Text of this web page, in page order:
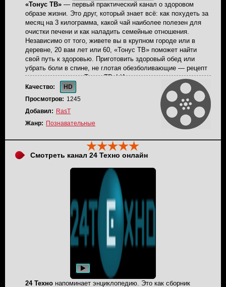
«Тонус ТВ» — первый практический канал о здоровом
образе жизни. Это друг, который знает всё: как похудеть за
месяц на 3 килограмма, какой чай наиболее полезен для
очистки печени и как наладить семейные отношения.
Независимо от того, живете вы в крупном городе или в
деревне, 20 вам лет или 60, «Тонус ТВ» поможет найти
свой путь к здоровью. Приготовить здоровый обед или
убрать боли в спине, не глотая обезболивающие — рецепт
один — смотрите «Тонус ТВ»! И помните: главное не то,
какие у вас формы, а в какой форме вы
Качество:
HD
Просмотров: 1245
Добавил: RasT
Жанр: Познавательные
Смотреть канал 24 Техно онлайн
24 Техно напоминает энциклопедию. Это как сборник